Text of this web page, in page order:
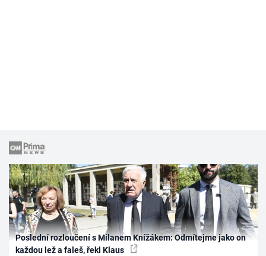
Poslední rozloučení s Milanem Knížákem: Odmítejme jako on
každou lež a faleš, řekl Klaus